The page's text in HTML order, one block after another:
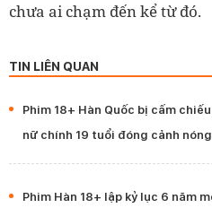
chưa ai chạm đến kể từ đó.
TIN LIÊN QUAN
Phim 18+ Hàn Quốc bị cấm
nữ chính 19 tuổi đóng cảnh
Phim Hàn 18+ lập kỷ lục 6 năm